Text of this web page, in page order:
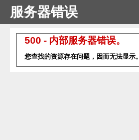
服务器错误
500 - 内部服务器错误。
您查找的资源存在问题，因而无法显示。